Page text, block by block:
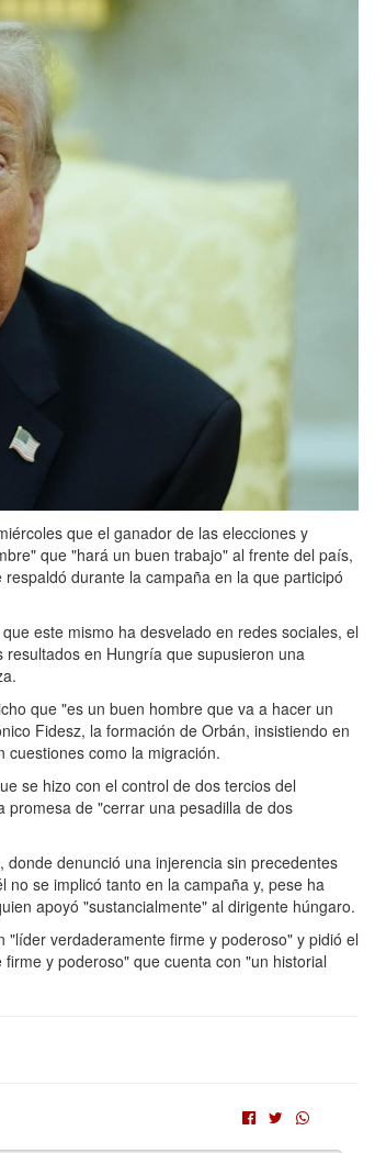
que el ganador de las elecciones y
que "hará un buen trabajo" al frente del país,
durante la campaña en la que participó
este mismo ha desvelado en redes sociales, el
en Hungría que supusieron una
que "es un buen hombre que va a hacer un
Fidesz, la formación de Orbán, insistiendo en
cuestiones como la migración.
se hizo con el control de dos tercios del
promesa de "cerrar una pesadilla de dos
denunció una injerencia sin precedentes
se implicó tanto en la campaña y, pese ha
apoyó "sustancialmente" al dirigente húngaro.
verdaderamente firme y poderoso" y pidió el
y poderoso" que cuenta con "un historial